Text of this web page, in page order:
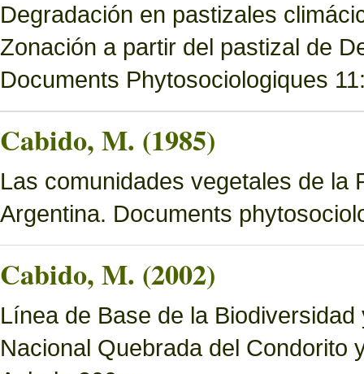
Degradación en pastizales
Zonación a partir del pastizal de
Documents Phytosociologiques
Cabido, M. (1985)
Las comunidades vegetales de la
Argentina. Documents
Cabido, M. (2002)
Línea de Base de la
Nacional Quebrada del Condorito